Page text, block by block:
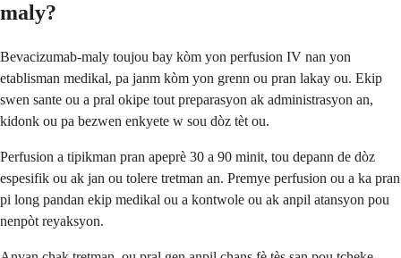
maly?
Bevacizumab-maly toujou bay kòm yon perfusion IV nan yon
etablisman medikal, pa janm kòm yon grenn ou pran lakay ou. Ekip
swen sante ou a pral okipe tout preparasyon ak administrasyon an,
kidonk ou pa bezwen enkyete w sou dòz tèt ou.
Perfusion a tipikman pran apeprè 30 a 90 minit, tou depann de dòz
espesifik ou ak jan ou tolere tretman an. Premye perfusion ou a ka pran
pi long pandan ekip medikal ou a kontwole ou ak anpil atansyon pou
nenpòt reyaksyon.